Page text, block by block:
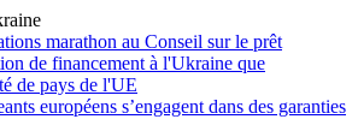
marathon au Conseil sur le prêt
de financement à l'Ukraine que
de pays de l'UE
européens s’engagent dans des garanties